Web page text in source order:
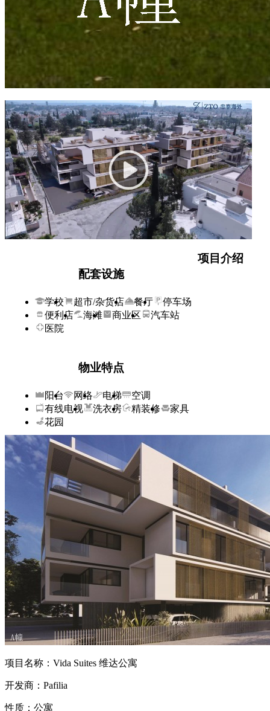
项目信息
建筑面积：
土地面积：
物业类型：公寓
卧室数量：2室
车位数量：
交房时间：2023/04
房源产权：永久
房源价格：360万起
房源均价：2.85万起
交房标准：精装修
配套设施
学校 超市/杂货店 餐厅
停车场
便利店
海滩 商业区
汽车站
医院
物业特点
阳台 网络 电梯
空调
有线电视
洗衣房 精装修
家具
花园
项目介绍
项目名称：Vida Suites 维达公寓
开发商：Pafilia
性质：公寓